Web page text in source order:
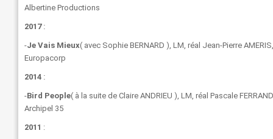
Albertine Productions
2017 :
-Je Vais Mieux( avec Sophie BERNARD ), LM, réal Jean-Pierre
Europacorp
2014 :
-Bird People( à la suite de Claire ANDRIEU ), LM, réal Pascale
Archipel 35
2011 :